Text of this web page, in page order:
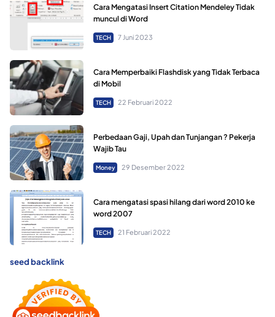
Cara Mengatasi Insert Citation Mendeley Tidak
muncul di Word
TECH 7 Juni 2023
Cara Memperbaiki Flashdisk yang Tidak Terbaca
di Mobil
TECH 22 Februari 2022
Perbedaan Gaji, Upah dan Tunjangan ? Pekerja
Wajib Tau
Money 29 Desember 2022
Cara mengatasi spasi hilang dari word 2010 ke
word 2007
TECH 21 Februari 2022
seed backlink